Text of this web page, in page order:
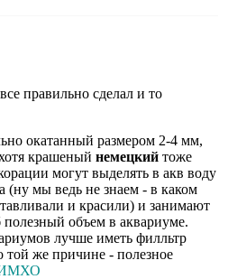
правильно сделал и то
окатанный размером 2-4 мм,
крашеный немецкий тоже
могут выделять в акв воду
(ну мы ведь не знаем - в каком
и красили) и занимают
объем в аквариуме.
лучше иметь филльтр
той же причине - полезное